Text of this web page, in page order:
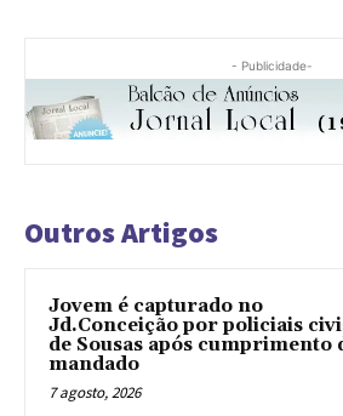
- Publicidade-
Outros Artigos
Jovem é capturado no
Jd.Conceição por policiais
de Sousas após cumprimento
mandado
7 agosto, 2026